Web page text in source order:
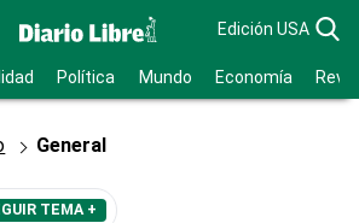
Edición USA
Política Mundo Economía
General
TEMA +